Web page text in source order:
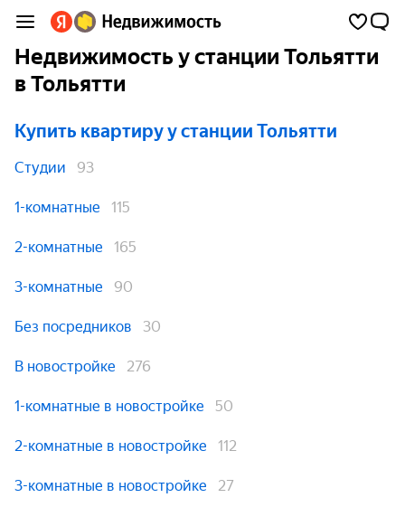
Недвижимость у станции Тольятти
в Тольятти
Купить квартируу станции Тольятти
Студии 93
1-комнатные 115
2-комнатные 165
3-комнатные 90
Без посредников 30
В новостройке 276
1-комнатные в новостройке 50
2-комнатные в новостройке 112
3-комнатные в новостройке 27